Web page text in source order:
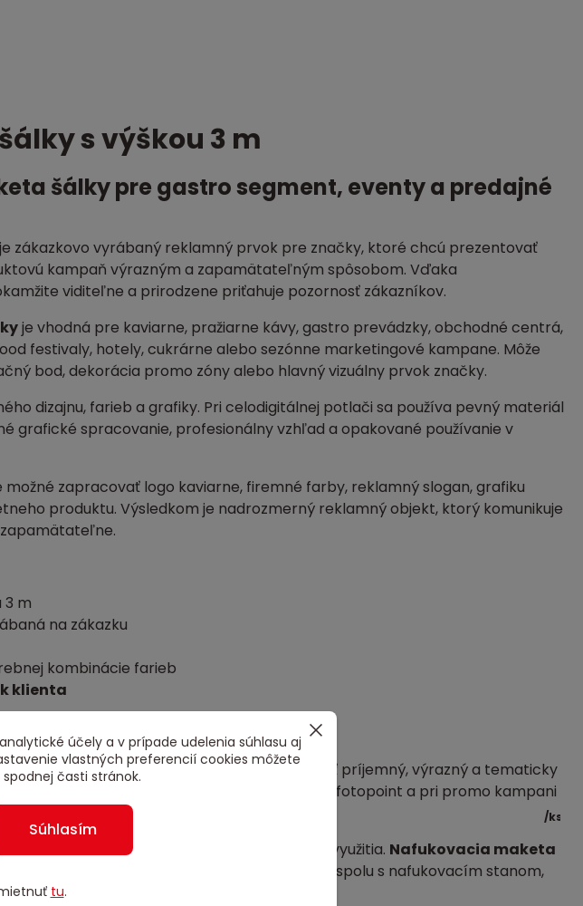
/ks
s výškou 3 m
šálky pre gastro segment, eventy a predajné
zákazkovo vyrábaný reklamný prvok pre značky, ktoré chcú prezentovať
kampaň výrazným a zapamätateľným spôsobom. Vďaka
viditeľne a prirodzene priťahuje pozornosť zákazníkov.
je vhodná pre kaviarne, pražiarne kávy, gastro prevádzky, obchodné centrá,
festivaly, hotely, cukrárne alebo sezónne marketingové kampane. Môže
bod, dekorácia promo zóny alebo hlavný vizuálny prvok značky.
dizajnu, farieb a grafiky. Pri celodigitálnej potlači sa používa pevný materiál
grafické spracovanie, profesionálny vzhľad a opakované používanie v
možné zapracovať logo kaviarne, firemné farby, reklamný slogan, grafiku
produktu. Výsledkom je nadrozmerný reklamný objekt, ktorý komunikuje
3 m
na zákazku
kombinácie farieb
klienta
odporúčame tam, kde má značka vytvoriť príjemný, výrazný a tematicky
okoloidúcich, na evente vytvára atraktívny fotopoint a pri promo kampani
rýchla inštalácia a možnosť celoročného využitia. Nafukovacia maketa
alebo ako súčasť väčšej promo zostavy spolu s nafukovacím stanom,
ďalšími 3D modelmi produktov.
účely a v prípade udelenia súhlasu aj
vlastných preferencií cookies môžete
časti stránok.
Súhlasím
tu.